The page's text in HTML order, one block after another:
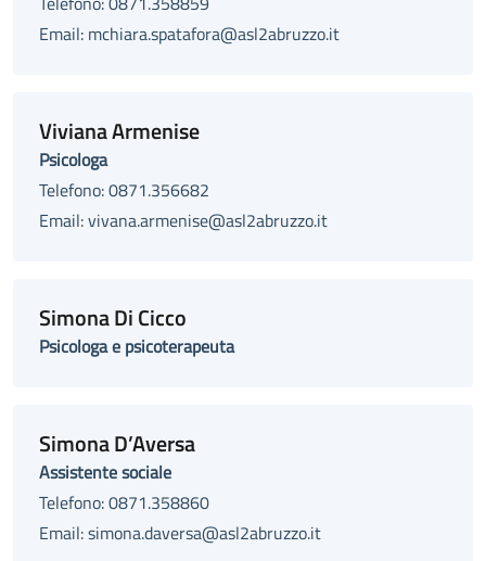
Email: mchiara.spatafora@asl2abruzzo.it
Viviana Armenise
Psicologa
Telefono: 0871.356682
Email: vivana.armenise@asl2abruzzo.it
Simona Di Cicco
Psicologa e psicoterapeuta
Simona D’Aversa
Assistente sociale
Telefono: 0871.358860
Email: simona.daversa@asl2abruzzo.it